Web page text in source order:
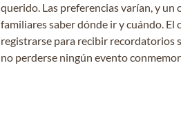
querido. Las preferencias varían, y
familiares saber dónde ir y cuándo.
registrarse para recibir recordatorios
no perderse ningún evento